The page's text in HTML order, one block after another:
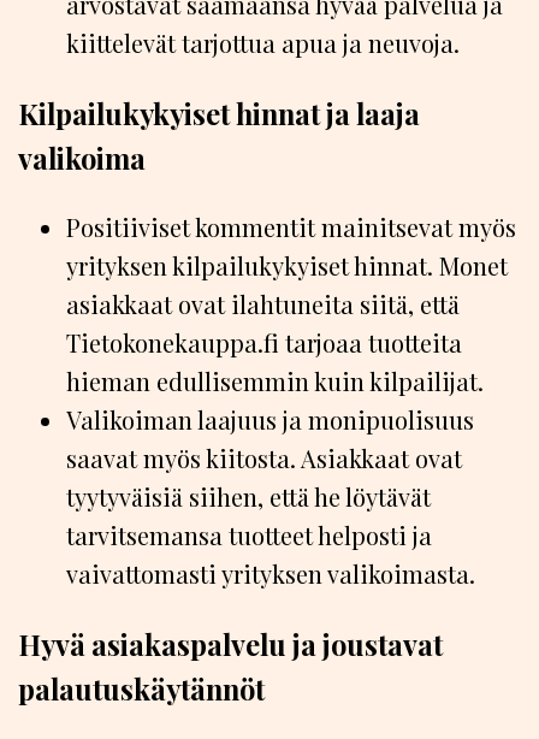
kiittelevät tarjottua apua ja neuvoja.
Kilpailukykyiset hinnat ja laaja
valikoima
Positiiviset kommentit mainitsevat myös
yrityksen kilpailukykyiset hinnat. Monet
asiakkaat ovat ilahtuneita siitä, että
Tietokonekauppa.fi tarjoaa tuotteita
hieman edullisemmin kuin kilpailijat.
Valikoiman laajuus ja monipuolisuus
saavat myös kiitosta. Asiakkaat ovat
tyytyväisiä siihen, että he löytävät
tarvitsemansa tuotteet helposti ja
vaivattomasti yrityksen valikoimasta.
Hyvä asiakaspalvelu ja joustavat
palautuskäytännöt